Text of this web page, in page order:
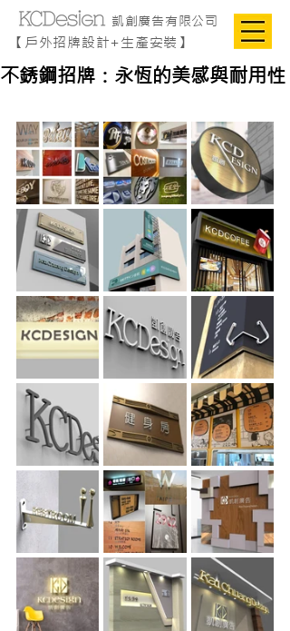
凱創廣告有限公司
【戶外招牌設計+生產安裝】
不銹鋼招牌：永恆的美感與耐用性